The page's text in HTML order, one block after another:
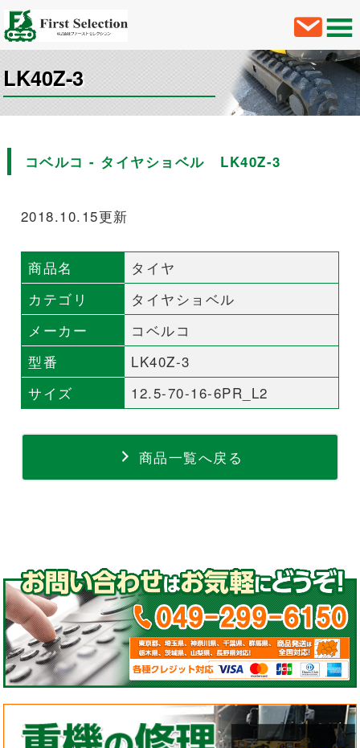
LK40Z-3
コベルコ - タイヤショベル LK40Z-3
2018.10.15更新
商品名
タイヤ
カテゴリ
タイヤショベル
メーカー
コベルコ
型番
LK40Z-3
サイズ
12.5-70-16-6PR_L2
商品一覧へ戻る